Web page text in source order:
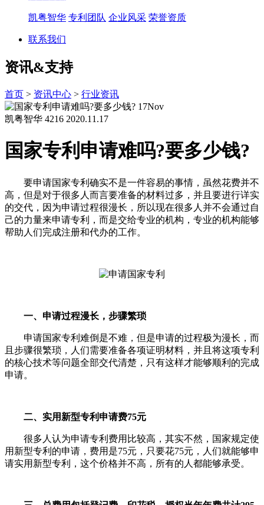
凯粤智华 专利团队 企业风采 荣誉资质
联系我们
资讯&支持
首页 > 资讯中心 > 行业资讯
17Nov
凯粤智华 4216 2020.11.17
国家专利申请难吗?要多少钱?
要申请国家专利确实不是一件容易的事情，虽然花费并不
高，但是对于很多人而言要准备的材料过多，并且要进行详实
的交代，因为申请过程很漫长，所以现在很多人并不会通过自
己的力量来申请专利，而是交给专业的机构，专业的机构能够
帮助人们完成注册和代办的工作。
一、申请过程漫长，步骤繁琐
申请国家专利难倒是不难，但是申请的过程极为漫长，而
且步骤很繁琐，人们需要准备各项证明材料，并且将这项专利
的核心技术等问题全部交代清楚，只有这样才能够顺利的完成
申请。
二、实用新型专利申请费75元
很多人认为申请专利费用比较高，其实不然，国家规定使
用新型专利的申请，费用是75元，只要花75元，人们就能够申
请实用新型专利，这个价格并不高，所有的人都能够承受。